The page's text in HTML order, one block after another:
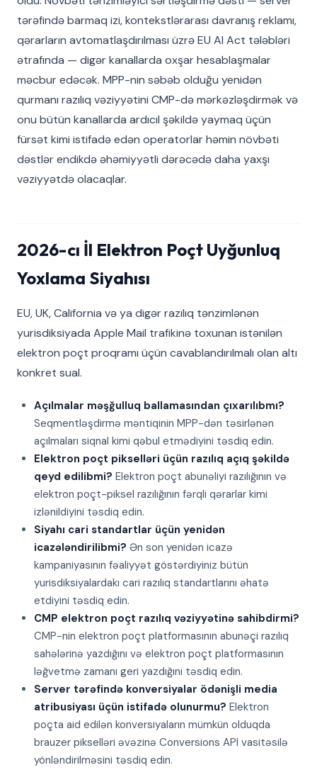
tərəfində barmaq izi, kontekstlərarası davranış reklamı,
qərarların avtomatlaşdırılması üzrə EU AI Act tələbləri
ətrafında — digər kanallarda oxşar hesablaşmalar
məcbur edəcək. MPP-nin səbəb olduğu yenidən
qurmanı razılıq vəziyyətini CMP-də mərkəzləşdirmək və
onu bütün kanallarda ardıcıl şəkildə yaymaq üçün
fürsət kimi istifadə edən operatorlar həmin növbəti
dəstlər endikdə əhəmiyyətli dərəcədə daha yaxşı
vəziyyətdə olacaqlar.
2026-cı İl Elektron Poçt Uyğunluq
Yoxlama Siyahısı
EU, UK, California və ya digər razılıq tənzimlənən
yurisdiksiyada Apple Mail trafikinə toxunan istənilən
elektron poçt proqramı üçün cavablandırılmalı olan altı
konkret sual.
Açılmalar məşğulluq ballamasından çıxarılıbmı?
Seqmentləşdirmə məntiqinin MPP-dən təsirlənən
açılmaları siqnal kimi qəbul etmədiyini təsdiq edin.
Elektron poçt pikselləri üçün razılıq açıq şəkildə
qeyd edilibmi? Elektron poçt abunəliyi razılığının və
elektron poçt-piksel razılığının fərqli qərarlar kimi
izlənildiyini təsdiq edin.
Siyahı cari standartlar üçün yenidən
icazələndirilibmi? Ən son yenidən icazə
kampaniyasının fəaliyyət göstərdiyiniz bütün
yurisdiksiyalardakı cari razılıq standartlarını əhatə
etdiyini təsdiq edin.
CMP elektron poçt razılıq vəziyyətinə sahibdirmi?
CMP-nin elektron poçt platformasının abunəçi razılıq
sahələrinə yazdığını və elektron poçt platformasının
ləğvetmə zamanı geri yazdığını təsdiq edin.
Server tərəfində konversiyalar ödənişli media
atribusiyası üçün istifadə olunurmu? Elektron
poçta aid edilən konversiyaların mümkün olduqda
brauzer pikselləri əvəzinə Conversions API vasitəsilə
yönləndirilməsini təsdiq edin.